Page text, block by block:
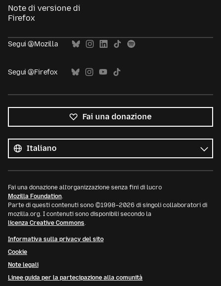
Note di versione di
Firefox
Segui @Mozilla
Segui @Firefox
Fai una donazione
le
lingue
Lingua
Fai una donazione all’organizzazione senza fini di lucro
Mozilla Foundation.
Parte di questi contenuti sono ©1998–2026 di singoli collaboratori di
mozilla.org. I contenuti sono disponibili secondo la
licenza Creative Commons.
Informativa sulla privacy del sito
Cookie
Note legali
Linee guida per la partecipazione alla comunità